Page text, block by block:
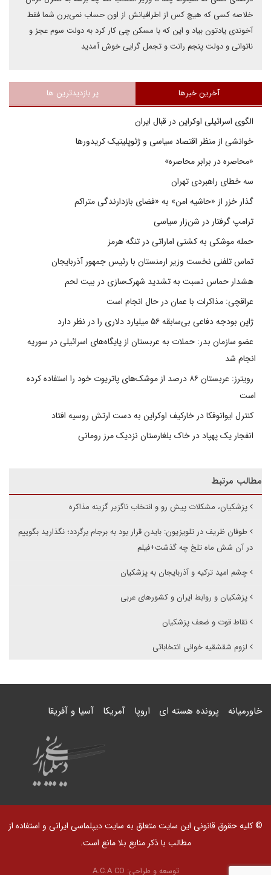
خلاصه کسی که هیچ کس از اطرافیانش از اون حساب نمی‌برن شما فقط
آخوندی یادتون بیاد و این که با مسکن چی کار کرد به دولت سوم عجز و
ناتوانی و دولت پنجم رانت و تجمل گرایی خوش آمدید
آخرین خبرها پر بازدیدترین ها
الگوی اسرائیلی اوکراین در قبال ایران
خوانشی از منظر اقتصاد سیاسی و ژئوپلیتیک کریدورها
«محاصره در برابر محاصره»
سه خطای راهبردی تهران
گذار خزر از «حاشیه امن» به «فضای بازدارندگی متراکم
ترامپ گرفتار در شن‌زار سیاسی
حمله موشکی به کشتی اماراتی در تنگه هرمز
تماس تلفنی نخست وزیر ارمنستان با رئیس جمهور آذربایجان
هشدار حماس نسبت به تشدید شهرک‌سازی در بیت‌ لحم
عراقچی: مذاکرات با عمان در حال انجام است
ژاپن بودجه دفاعی بی‌سابقه ۵۶ میلیارد دلاری را در نظر دارد
عضو سازمان بدر: حملات به عربستان از پایگاه‌های اسرائیلی در سوریه
انجام شد
رویترز: عربستان ۸۶ درصد از موشک‌های پاتریوت خود را استفاده کرده
است
کنترل ایوانوفکا در خارکیف اوکراین به دست ارتش روسیه افتاد
انفجار یک پهپاد در خاک بلغارستان نزدیک مرز رومانی
مطالب مرتبط
پزشکیان، مشکلات پیش رو و انتخاب ناگزیر گزینه مذاکره
طوفان ظریف در تلویزیون: بایدن قرار بود به برجام برگردد؛ نگذارید بگوییم
در آن شش ماه تلخ چه گذشت+فیلم
چشم امید ترکیه و آذربایجان به پزشکیان
پزشکیان و روابط ایران و کشورهای عربی
نقاط قوت و ضعف پزشکیان
لزوم شقشقیه خوانی انتخاباتی
خاورمیانه پرونده هسته ای اروپا آمریکا آسیا و آفریقا
© کلیه حقوق قانونی این سایت متعلق به سایت دیپلماسی ایرانی و استفاده از
مطالب با ذکر منابع بلا مانع است.
توسعه و طراحی: A.C.A CO